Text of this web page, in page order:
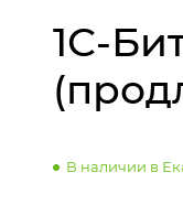
1С-
В наличии в